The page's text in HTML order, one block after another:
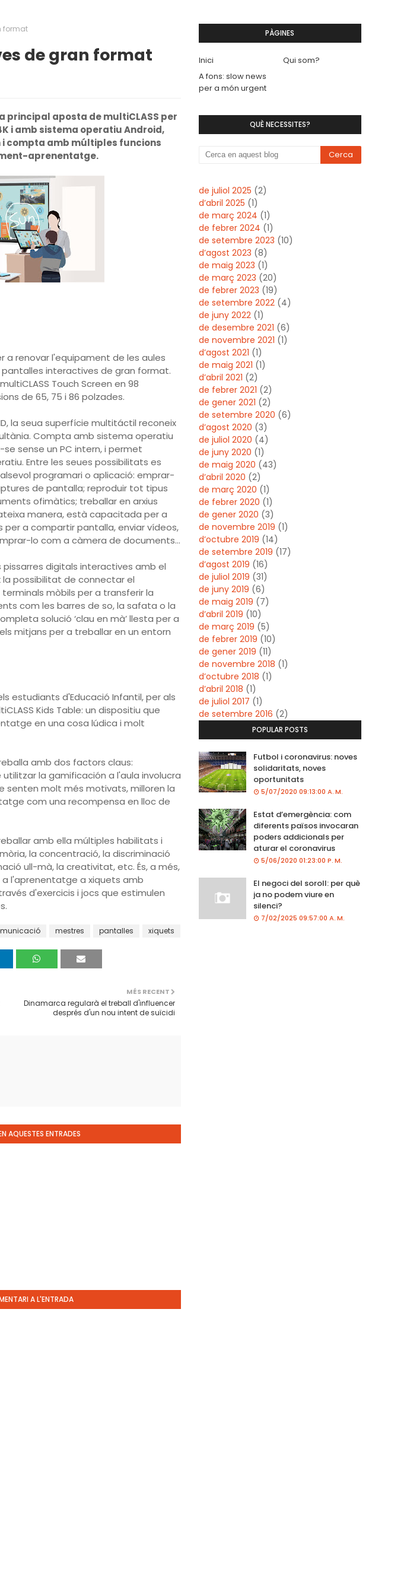
format
de gran format
principal aposta de multiCLASS per
i amb sistema operatiu Android,
compta amb múltiples funcions
aprenentatge.
a renovar l'equipament de les aules
interactives de gran format.
Touch Screen en 98
de 65, 75 i 86 polzades.
la seua superfície multitáctil reconeix
Compta amb sistema operatiu
sense un PC intern, i permet
Entre les seues possibilitats es
programari o aplicació: emprar-
de pantalla; reproduir tot tipus
ofimàtics; treballar en arxius
manera, està capacitada per a
a compartir pantalla, enviar vídeos,
lo com a càmera de documents…
digitals interactives amb el
la possibilitat de connectar el
mòbils per a transferir la
com les barres de so, la safata o la
solució ‘clau en mà’ llesta per a
mitjans per a treballar en un entorn
estudiants d'Educació Infantil, per als
Kids Table: un dispositiu que
en una cosa lúdica i molt
amb dos factors claus:
la gamificación a l'aula involucra
senten molt més motivats, milloren la
com una recompensa en lloc de
amb ella múltiples habilitats i
la concentració, la discriminació
ull-mà, la creativitat, etc. És, a més,
l'aprenentatge a xiquets amb
d'exercicis i jocs que estimulen
mestres pantalles xiquets
MÉS RECENT
Dinamarca regularà el treball d'influencer
després d'un nou intent de suïcidi
AQUESTES ENTRADES
A L'ENTRADA
PÀGINES
Inici
Qui som?
A fons: slow news
per a món urgent
QUÈ NECESSITES?
de juliol 2025 (2)
d’abril 2025 (1)
de març 2024 (1)
de febrer 2024 (1)
de setembre 2023 (10)
d’agost 2023 (8)
de maig 2023 (1)
de març 2023 (20)
de febrer 2023 (19)
de setembre 2022(4)
de juny 2022(1)
de desembre 2021 (6)
de novembre 2021 (1)
d’agost 2021 (1)
de maig 2021 (1)
d’abril 2021 (2)
de febrer 2021 (2)
de gener 2021 (2)
de setembre 2020 (6)
d’agost 2020 (3)
de juliol 2020 (4)
de juny 2020 (1)
de maig 2020 (43)
d’abril 2020 (2)
de març 2020 (1)
de febrer 2020 (1)
de gener 2020 (3)
de novembre 2019 (1)
d’octubre 2019 (14)
de setembre 2019 (17)
d’agost 2019 (16)
de juliol 2019 (31)
de juny 2019 (6)
de maig 2019 (7)
d’abril 2019 (10)
de març 2019 (5)
de febrer 2019 (10)
de gener 2019 (11)
de novembre 2018 (1)
d’octubre 2018 (1)
d’abril 2018 (1)
de juliol 2017 (1)
de setembre 2016 (2)
POPULAR POSTS
Futbol i coronavirus: noves
solidaritats, noves
oportunitats
5/07/2020 09:13:00 A. M.
Estat d’emergència: com
diferents països invocaran
poders addicionals per
aturar el coronavirus
5/06/2020 01:23:00 P. M.
El negoci del soroll: per què
ja no podem viure en
silenci?
7/02/2025 09:57:00 A. M.